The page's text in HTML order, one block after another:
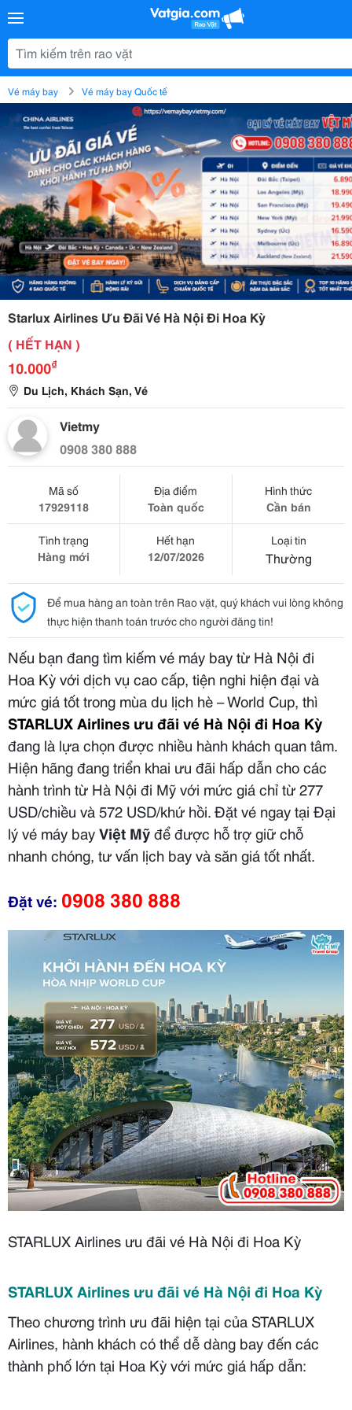
Vé máy bay Vé máy bay Quốc tế
Starlux Airlines Ưu Đãi Vé Hà Nội Đi Hoa Kỳ
( HẾT HẠN )
10.000₫
Du Lịch, Khách Sạn, Vé
Vietmy
0908 380 888
Mã số
17929118
Địa điểm
Toàn quốc
Hình thức
Cần bán
Tình trạng
Hàng mới
Hết hạn
12/07/2026
Loại tin
Thường
Để mua hàng an toàn trên Rao vặt, quý khách vui lòng không
thực hiện thanh toán trước cho người đăng tin!
Nếu bạn đang tìm kiếm vé máy bay từ Hà Nội đi
Hoa Kỳ với dịch vụ cao cấp, tiện nghi hiện đại và
mức giá tốt trong mùa du lịch hè – World Cup, thì
STARLUX Airlines ưu đãi vé Hà Nội đi Hoa Kỳ
đang là lựa chọn được nhiều hành khách quan tâm.
Hiện hãng đang triển khai ưu đãi hấp dẫn cho các
hành trình từ Hà Nội đi Mỹ với mức giá chỉ từ 277
USD/chiều và 572 USD/khứ hồi. Đặt vé ngay tại Đại
lý vé máy bayViệt Mỹđể được hỗ trợ giữ chỗ
nhanh chóng, tư vấn lịch bay và săn giá tốt nhất.
Đặt vé: 0908 380 888
STARLUX Airlines ưu đãi vé Hà Nội đi Hoa Kỳ
STARLUX Airlines ưu đãi vé Hà Nội đi Hoa Kỳ
Theo chương trình ưu đãi hiện tại của STARLUX
Airlines, hành khách có thể dễ dàng bay đến các
thành phố lớn tại Hoa Kỳ với mức giá hấp dẫn: